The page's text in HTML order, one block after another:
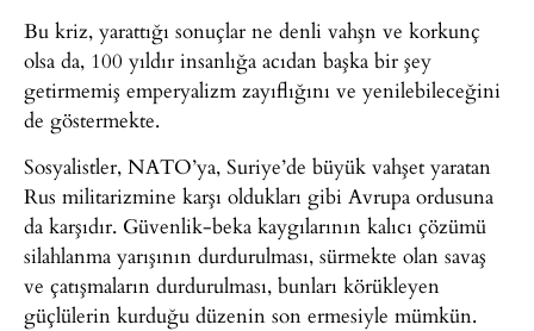
Bu kriz, yarattığı sonuçlar ne denli vahşn ve korkunç
olsa da, 100 yıldır insanlığa acıdan başka bir şey
getirmemiş emperyalizm zayıflığını ve yenilebileceğini
de göstermekte.
Sosyalistler, NATO’ya, Suriye’de büyük vahşet yaratan
Rus militarizmine karşı oldukları gibi Avrupa ordusuna
da karşıdır. Güvenlik-beka kaygılarının kalıcı çözümü
silahlanma yarışının durdurulması, sürmekte olan savaş
ve çatışmaların durdurulması, bunları körükleyen
güçlülerin kurduğu düzenin son ermesiyle mümkün.